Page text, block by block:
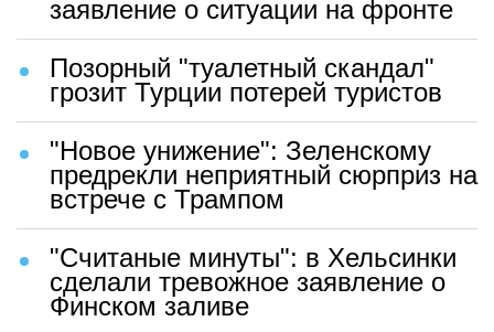
заявление о ситуации на фронте
Позорный "туалетный скандал"
грозит Турции потерей туристов
"Новое унижение": Зеленскому
предрекли неприятный сюрприз на
встрече с Трампом
"Считаные минуты": в Хельсинки
сделали тревожное заявление о
Финском заливе